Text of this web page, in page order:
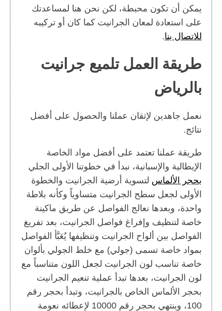
يمكن أن تكون محبطة، لكن نحن هنا لمساعدتك
على استعادة لمعان الجرانيت كما كان أو تركيبه
للاتصال بنا.
طريقة العمل تلميع جرانيت
بالرياض
نعمل جاهدين لإتقان عملنا والحصول على أفضل
نتائج.
طريقة عملنا تعتمد على أفضل مواد الخاصة
الإيطالية والإسبانية، نبدأ في خطوتنا الأولى الجلي
بحجر الألماس لتسوية أرضية الجرانيت والخطوة
الأولى لجعل سطح الجرانيت متساوياً وكأنه بلاطة
واحدة، وبعدها نعالج الفواصل عن طريق ماكينة
خاصة لتنظيف وإفراغ فواصل الجرانيت، بعد تفريغ
الفواصل بين ألواح الجرانيت وتنظيفها يُعَبَّأ الفواصل
بمواد خاصة تسمى (جولي) مع خلط الجولي بألوان
خاصة تناسب لون الجرانيت لجعل اللون متناسباً مع
لون الجرانيت، بعدها تبدأ عملية تنعيم الجرانيت
بحجر الألماس الخاص بالجرانيت، وتبدأ بحجر رقم
100، وينتهي بحجر رقم 10000 لإعطائه نعومة